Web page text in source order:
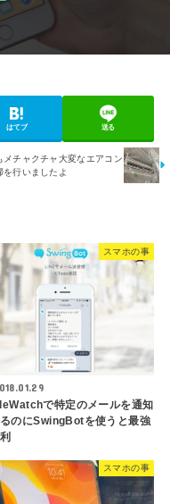
はてブ 送る
メチャクチャ大変なエアコン
を行いましたよ
スマホの事
で特定のメールを通知
のにSwingBotを使うと最強
スマホの事